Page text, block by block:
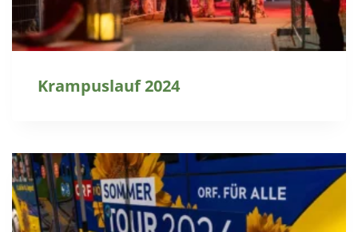
Krampuslauf 2024